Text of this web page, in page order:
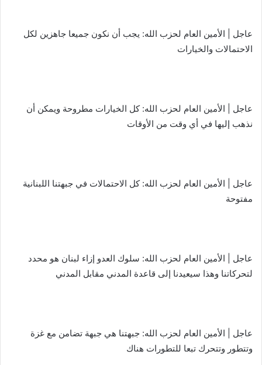
عاجل | الأمين العام لحزب الله: يجب أن نكون جميعا جاهزين لكل
الاحتمالات والخيارات
عاجل | الأمين العام لحزب الله: كل الخيارات مطروحة ويمكن أن
نذهب إليها في أي وقت من الأوقات
عاجل | الأمين العام لحزب الله: كل الاحتمالات في جبهتنا اللبنانية
مفتوحة
عاجل | الأمين العام لحزب الله: سلوك العدو إزاء لبنان هو محدد
لتحركاتنا وهذا سيعيدنا إلى قاعدة المدني مقابل المدني
عاجل | الأمين العام لحزب الله: جبهتنا هي جبهة تضامن مع غزة
وتتطور وتتحرك تبعا للتطورات هناك